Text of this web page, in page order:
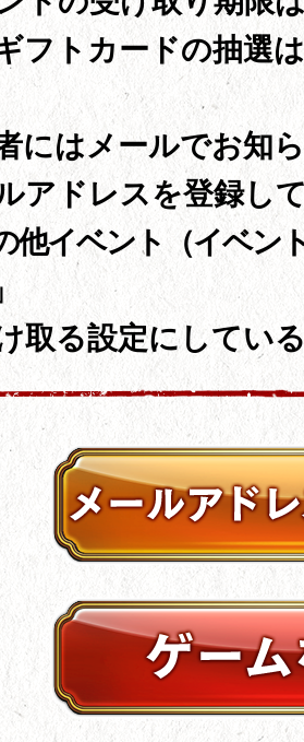
フトカードの抽選
にはメールでお知
アドレスを登録し
他イベント（イベン
取る設定にしてい